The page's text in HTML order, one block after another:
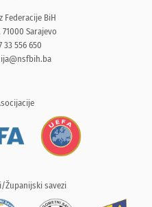
Federacije BiH
Sarajevo
33 556 650
Županijski savezi